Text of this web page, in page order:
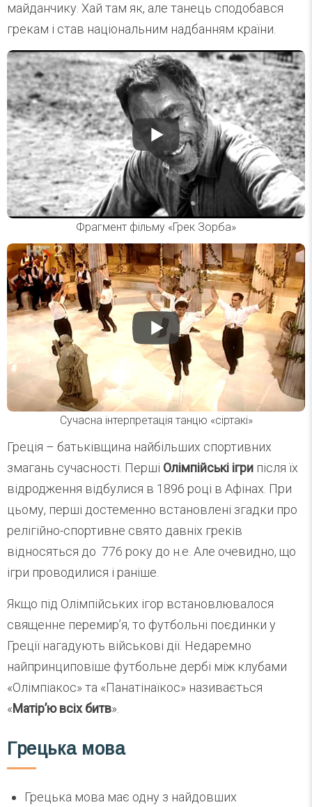
майданчику. Хай там як, але танець сподобався
грекам і став національним надбанням країни.
Фрагмент фільму «Грек Зорба»
Сучасна інтерпретація танцю «сіртакі»
Греція – батьківщина найбільших спортивних
змагань сучасності. Перші Олімпійські ігри після їх
відродження відбулися в 1896 році в Афінах. При
цьому, перші достеменно встановлені згадки про
релігійно-спортивне свято давніх греків
відносяться до 776 року до н.е. Але очевидно, що
ігри проводилися і раніше.
Якщо під Олімпійських ігор встановлювалося
священне перемир’я, то футбольні поєдинки у
Греції нагадують військові дії. Недаремно
найпринциповіше футбольне дербі між клубами
«Олімпіакос» та «Панатінаїкос» називається
«Матір’ю всіх битв».
Грецька мова
Грецька мова має одну з найдовших